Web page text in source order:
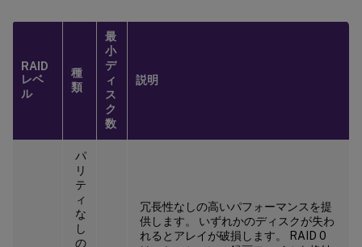
RAID
レベ
ル
種
類
最
小
デ
ィ
ス
ク
数
説明
パ
リ
テ
ィ
な
し
の
冗長性なしの高いパフォーマンスを提
供します。 いずれかのディスクが失わ
れるとアレイが破損します。 RAID 0